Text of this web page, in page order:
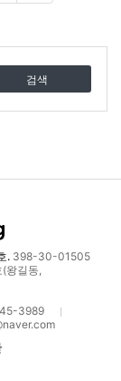
.398-30-01505
왕길동,
3989